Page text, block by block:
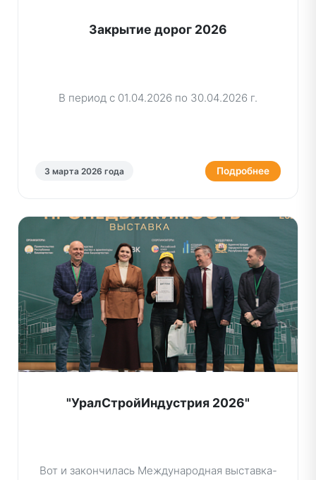
Закрытие дорог 2026
В период с 01.04.2026 по 30.04.2026 г.
3 марта 2026 года Подробнее
"УралСтройИндустрия 2026"
Вот и закончилась Международная выставка-